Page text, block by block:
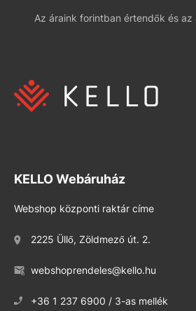
Az áraink forintban értendők és
KELLO Webáruház
Webshop központi raktár címe
2225 Üllő, Zöldmező út. 2.
webshoprendeles@kello.hu
+36 1 237 6900 / 3-as mellék